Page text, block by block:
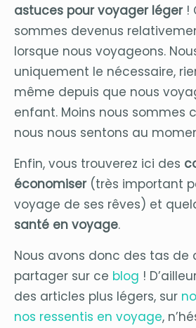
astuces pour voyager léger!
sommes devenus
lorsque nous voyageons.
uniquement le nécessaire,
même depuis que nous
enfant. Moins nous sommes
nous nous sentons au
Enfin, vous trouverez ici des
économiser(très important
voyage de ses rêves) et
santé en voyage.
Nous avons donc des tas de
partager sur ce blog !
des articles plus légers, sur
nos ressentis en voyage,